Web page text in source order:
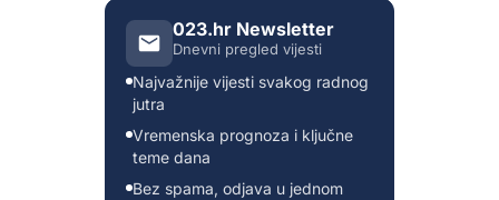
023.hr Newsletter
Dnevni pregled vijesti
Najvažnije vijesti svakog radnog
jutra
Vremenska prognoza i ključne
teme dana
Bez spama, odjava u jednom